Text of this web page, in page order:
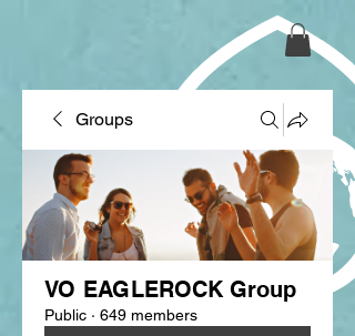
Groups
VO EAGLEROCK Group
Public · 649 members